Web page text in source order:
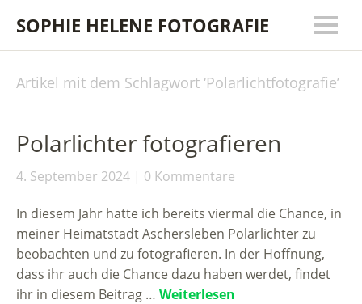
SOPHIE HELENE FOTOGRAFIE
Artikel mit dem Schlagwort ‘Polarlichtfotografie’
Polarlichter fotografieren
4. September 2024 0 Kommentare
In diesem Jahr hatte ich bereits viermal die Chance, in
meiner Heimatstadt Aschersleben Polarlichter zu
beobachten und zu fotografieren. In der Hoffnung,
dass ihr auch die Chance dazu haben werdet, findet
ihr in diesem Beitrag … Weiterlesen